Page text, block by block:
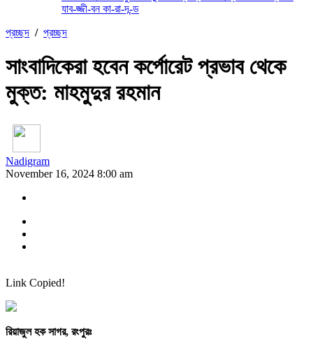
যাব-জ্জী-বন কা-রা-দ-ন্ড
প্রচ্ছদ / প্রচ্ছদ
সাংবাদিকেরা হবেন কর্পোরেট প্রভাব থেকে
মুক্ত: মাহমুদুর রহমান
Nadigram
November 16, 2024 8:00 am
Link Copied!
রিয়াজুল হক সাগর, রংপুরঃ